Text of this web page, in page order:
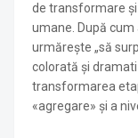
de transformare
umane. După
urmărește „să
colorată și
transformarea
«agregare» și a